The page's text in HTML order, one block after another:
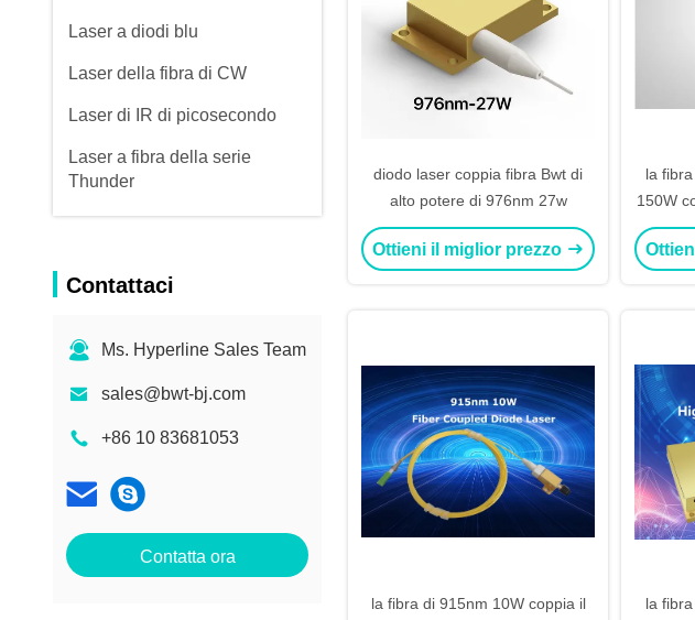
Laser a diodi blu
Laser della fibra di CW
Laser di IR di picosecondo
Laser a fibra della serie
Thunder
Contattaci
Ms. Hyperline Sales Team
sales@bwt-bj.com
+86 10 83681053
Contatta ora
diodo laser coppia fibra Bwt di
alto potere di 976nm 27w
Ottieni il miglior prezzo
la
150W
la fibra di 915nm 10W coppia il
la